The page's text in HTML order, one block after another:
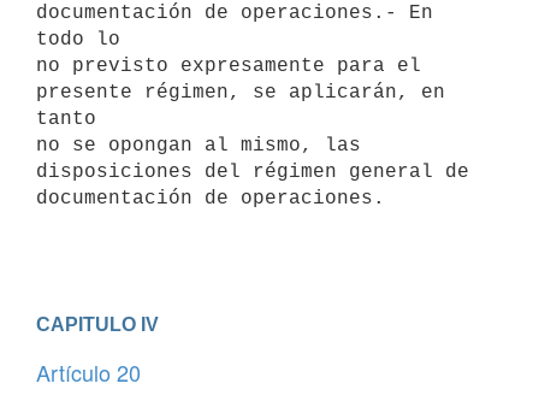
documentación de operaciones.- En
todo lo
no previsto expresamente para el
presente régimen, se aplicarán, en
tanto
no se opongan al mismo, las
disposiciones del régimen general de
documentación de operaciones.
CAPITULO IV
Artículo 20